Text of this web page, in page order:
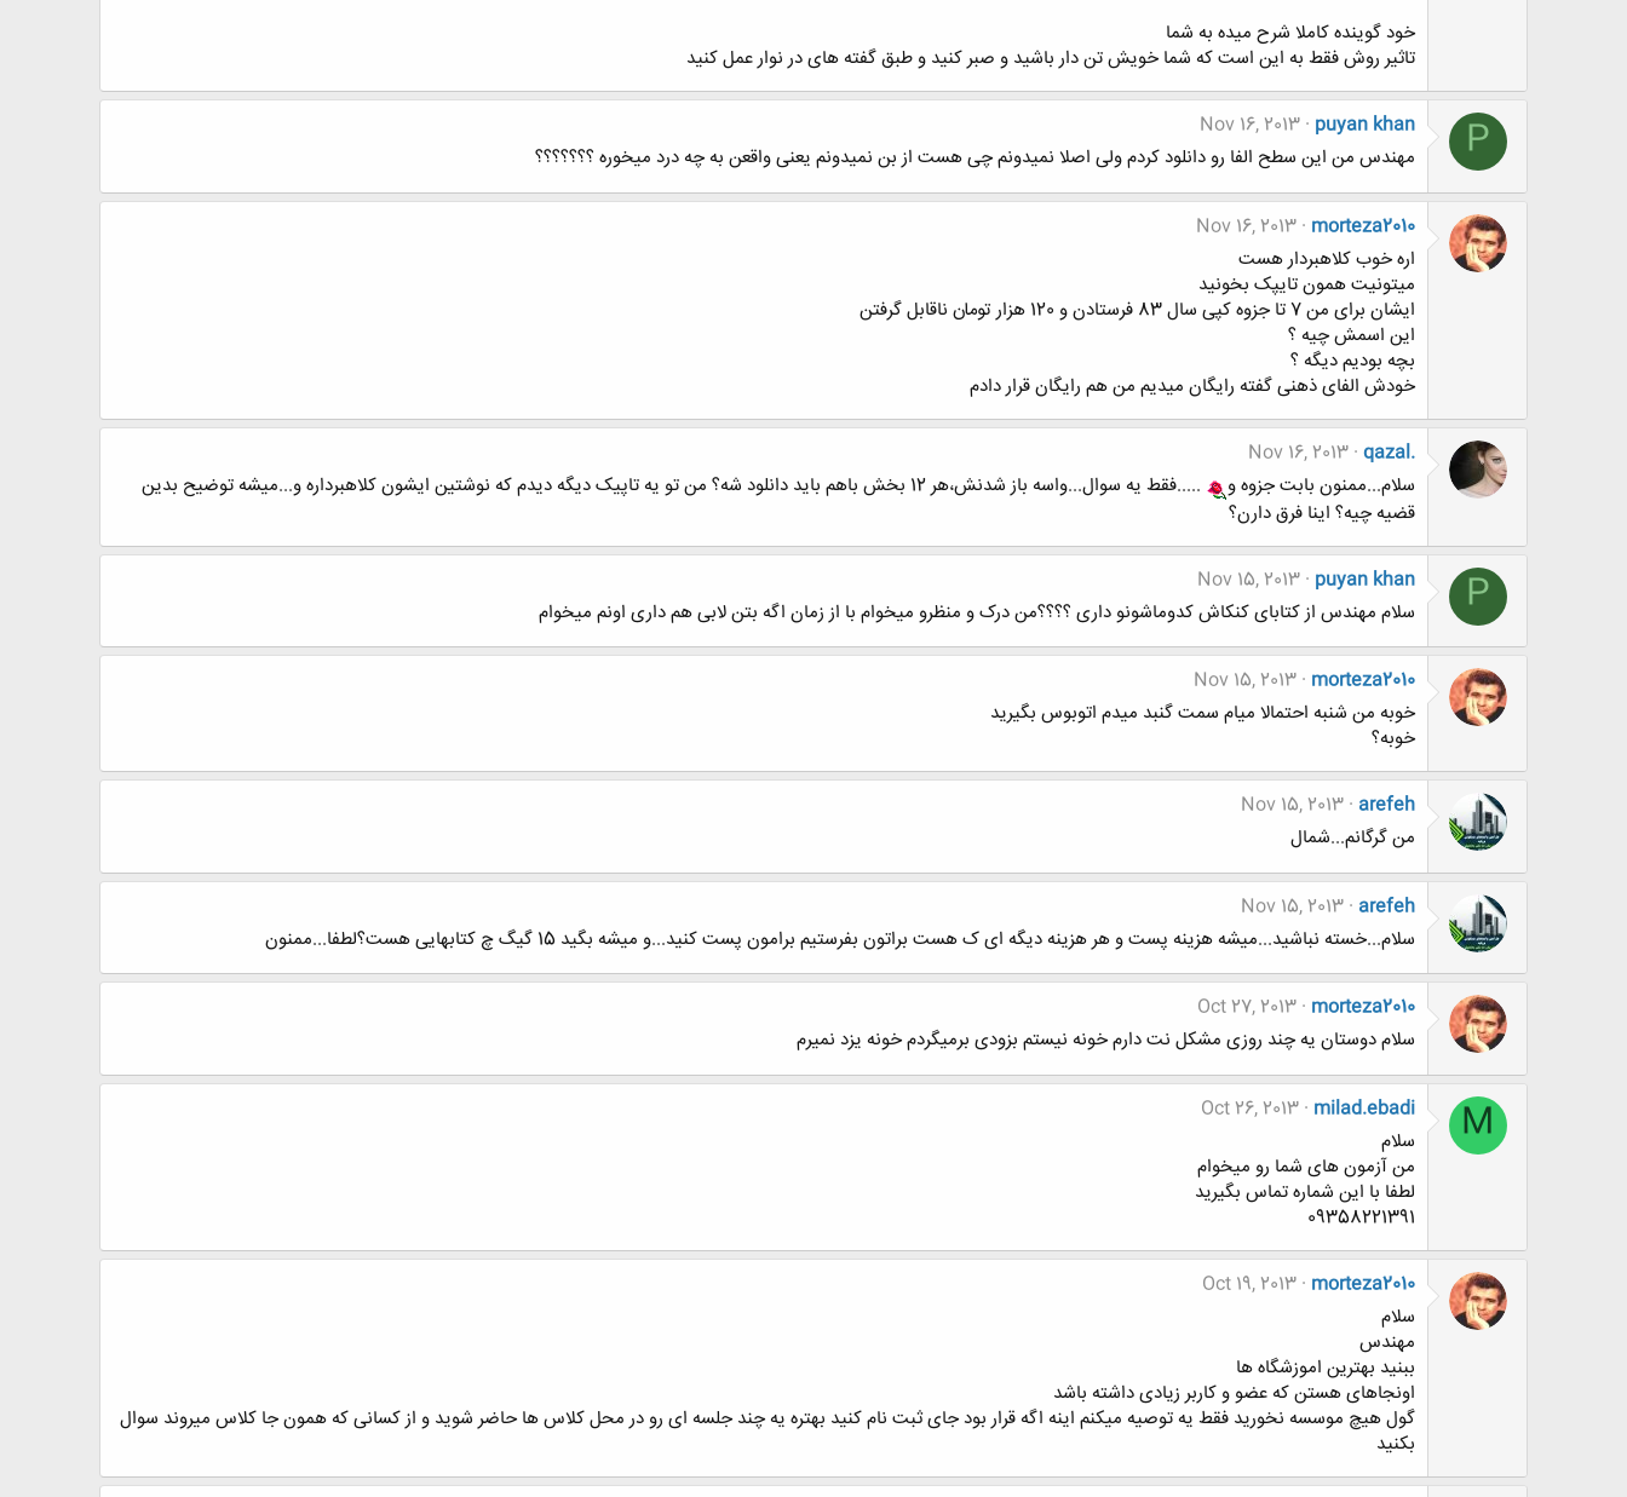
خود گوینده کاملا شرح میده به شما
تاثیر روش فقط به این است که شما خویش تن دار باشید و صبر کنید و طبق گفته های در نوار عمل کنید
P
puyan khan
Nov 16, 2013
مهندس من این سطح الفا رو دانلود کردم ولی اصلا نمیدونم چی هست از بن نمیدونم یعنی واقعن به چه درد میخوره ؟؟؟؟؟؟؟
morteza2010
Nov 16, 2013
اره خوب کلاهبردار هست
میتونیت همون تایپک بخونید
ایشان برای من 7 تا جزوه کپی سال 83 فرستادن و 120 هزار تومان ناقابل گرفتن
این اسمش چیه ؟
بچه بودیم دیگه ؟
خودش الفای ذهنی گفته رایگان میدیم من هم رایگان قرار دادم
qazal.
Nov 16, 2013
سلام...ممنون بابت جزوه و
.....فقط یه سوال...واسه باز شدنش،هر 12 بخش باهم باید دانلود شه؟ من تو یه تاپیک دیگه دیدم که نوشتین ایشون کلاهبرداره و...میشه توضیح بدین
قضیه چیه؟ اینا فرق دارن؟
P
puyan khan
Nov 15, 2013
سلام مهندس از کتابای کنکاش کدوماشونو داری ؟؟؟؟من درک و منظرو میخوام با از زمان اگه بتن لابی هم داری اونم میخوام
morteza2010
Nov 15, 2013
خوبه من شنبه احتمالا میام سمت گنبد میدم اتوبوس بگیرید
خوبه؟
arefeh
Nov 15, 2013
من گرگانم...شمال
arefeh
Nov 15, 2013
سلام...خسته نباشید...میشه هزینه پست و هر هزینه دیگه ای ک هست براتون بفرستیم برامون پست کنید...و میشه بگید 15 گیگ چ کتابهایی هست؟لطفا...ممنون
morteza2010
Oct 27, 2013
سلام دوستان یه چند روزی مشکل نت دارم خونه نیستم بزودی برمیگردم خونه یزد نمیرم
M
milad.ebadi
Oct 26, 2013
سلام
من آزمون های شما رو میخوام
لطفا با این شماره تماس بگیرید
09358221391
morteza2010
Oct 19, 2013
سلام
مهندس
ببنید بهترین اموزشگاه ها
اونجاهای هستن که عضو و کاربر زیادی داشته باشد
گول هیچ موسسه نخورید فقط یه توصیه میکنم اینه اگه قرار بود جای ثبت نام کنید بهتره یه چند جلسه ای رو در محل کلاس ها حاضر شوید و از کسانی که همون جا کلاس میروند سوال
بکنید